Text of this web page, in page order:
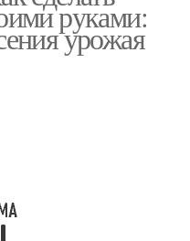
руками:
урожая